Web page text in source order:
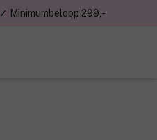
✓ Minimumbelopp 299,-